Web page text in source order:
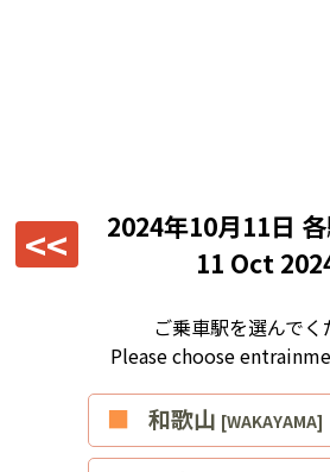
<< 2024年10月11日
11 Oct
ご乗車駅を選んでく
Please choose
■和歌山 [WAKAYAMA]